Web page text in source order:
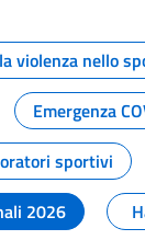
violenza nello
Emergenza
sportivi
2026